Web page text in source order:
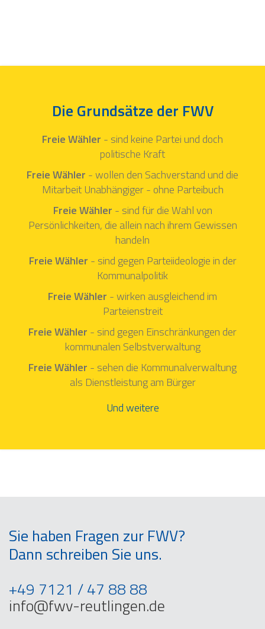
Die Grundsätze der FWV
Freie Wähler - sind keine Partei und doch
politische Kraft
Freie Wähler - wollen den Sachverstand und die
Mitarbeit Unabhängiger - ohne Parteibuch
Freie Wähler - sind für die Wahl von
Persönlichkeiten, die allein nach ihrem Gewissen
handeln
Freie Wähler - sind gegen Parteiideologie in der
Kommunalpolitik
Freie Wähler - wirken ausgleichend im
Parteienstreit
Freie Wähler - sind gegen Einschränkungen der
kommunalen Selbstverwaltung
Freie Wähler - sehen die Kommunalverwaltung
als Dienstleistung am Bürger
Und weitere
Sie haben Fragen zur FWV?
Dann schreiben Sie uns.
+49 7121 / 47 88 88
info@fwv-reutlingen.de